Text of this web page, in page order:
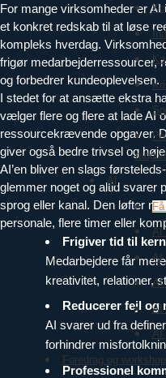
AI
AI
AI
AI
AI
AI
Foredrag og
For mange virksomheder er
et konkret redskab til at løse
kompleks hverdag.
frigør medarbejderressourcer,
og forbedrer kundeoplevelsen.
I stedet for at ansætte ekstra
vælger flere og flere at lade AI
ressourcekrævende opgaver.
giver også bedre trivsel og
AI’en bliver en slags
glemmer noget og altid svarer
sprog eller kanal. Den løfter
personale, flere timer eller
Frigiver tid til
Medarbejdere får
kreativitet, relationer,
Reducerer fejl og
AI svarer ud fra
forhindrer
Professionel